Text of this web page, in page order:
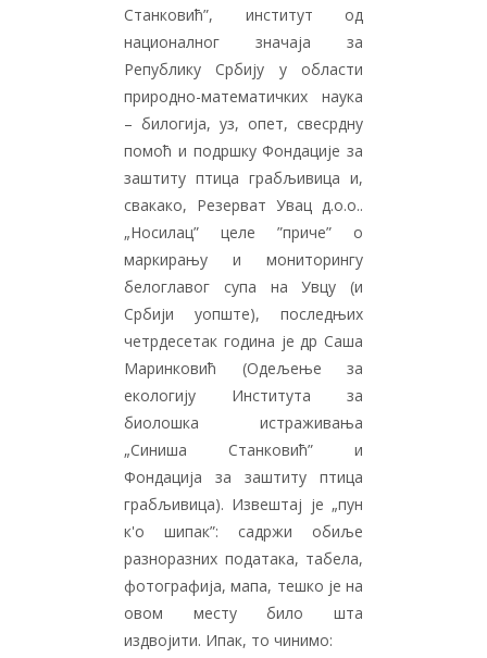
Станковић”, институт од
националног значаја за
Републику Србију у области
природно-математичких наука
– билогија, уз, опет, свесрдну
помоћ и подршку Фондације за
заштиту птица грабљивица и,
свакако, Резерват Увац д.о.о..
„Носилац” целе ”приче” о
маркирању и мониторингу
белоглавог супа на Увцу (и
Србији уопште), последњих
четрдесетак година је др Саша
Маринковић (Одељење за
екологију Института за
биолошка истраживања
„Синиша Станковић” и
Фондација за заштиту птица
грабљивица). Извештај је „пун
к'о шипак”: садржи обиље
разноразних података, табела,
фотографија, мапа, тешко је на
овом месту било шта
издвојити. Ипак, то чинимо: